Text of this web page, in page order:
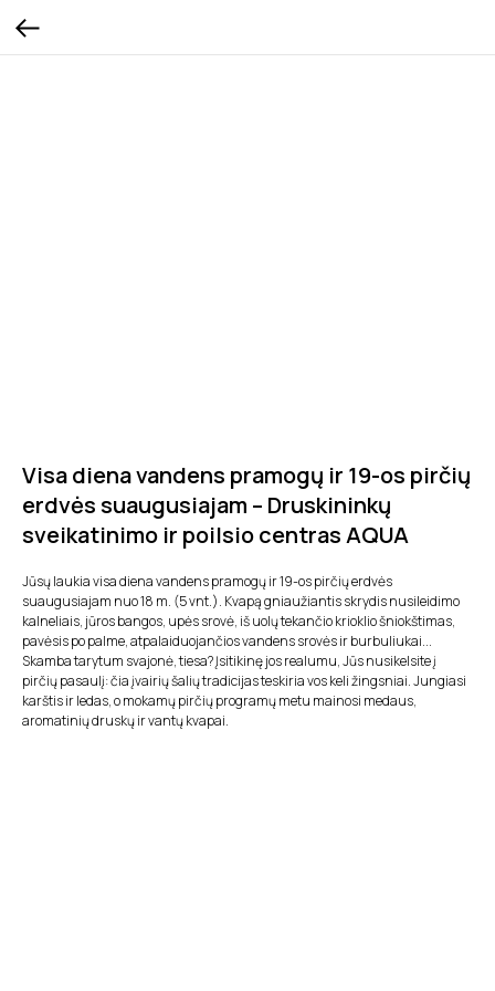
Visa diena vandens pramogų ir 19-os pirčių
erdvės suaugusiajam – Druskininkų
sveikatinimo ir poilsio centras AQUA
Jūsų laukia visa diena vandens pramogų ir 19-os pirčių erdvės
suaugusiajam nuo 18 m. (5 vnt.). Kvapą gniaužiantis skrydis nusileidimo
kalneliais, jūros bangos, upės srovė, iš uolų tekančio krioklio šniokštimas,
pavėsis po palme, atpalaiduojančios vandens srovės ir burbuliukai...
Skamba tarytum svajonė, tiesa? Įsitikinę jos realumu, Jūs nusikelsite į
pirčių pasaulį: čia įvairių šalių tradicijas teskiria vos keli žingsniai. Jungiasi
karštis ir ledas, o mokamų pirčių programų metu mainosi medaus,
aromatinių druskų ir vantų kvapai.